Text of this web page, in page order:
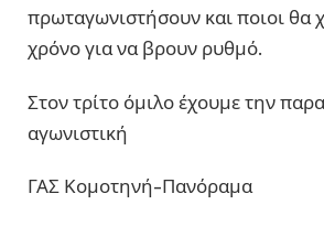
πρωταγωνιστήσουν και ποιοι θα
χρόνο για να βρουν ρυθμό.
Στον τρίτο όμιλο έχουμε την
αγωνιστική
ΓΑΣ Κομοτηνή-Πανόραμα